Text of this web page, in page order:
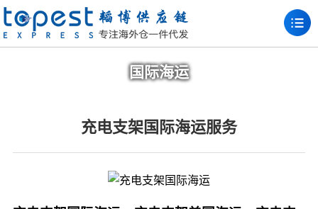
国际海运
充电支架国际海运服务